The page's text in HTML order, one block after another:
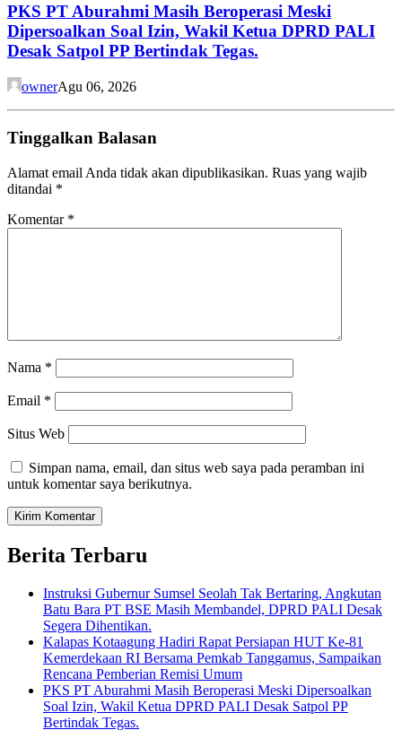
PKS PT Aburahmi Masih Beroperasi Meski
Dipersoalkan Soal Izin, Wakil Ketua DPRD PALI
Desak Satpol PP Bertindak Tegas.
ownerAgu 06, 2026
Tinggalkan Balasan
Alamat email Anda tidak akan dipublikasikan. Ruas yang wajib
ditandai *
Komentar *
Nama *
Email *
Situs Web
Simpan nama, email, dan situs web saya pada peramban ini
untuk komentar saya berikutnya.
Berita Terbaru
Instruksi Gubernur Sumsel Seolah Tak Bertaring, Angkutan
Batu Bara PT BSE Masih Membandel, DPRD PALI Desak
Segera Dihentikan.
Kalapas Kotaagung Hadiri Rapat Persiapan HUT Ke-81
Kemerdekaan RI Bersama Pemkab Tanggamus, Sampaikan
Rencana Pemberian Remisi Umum
PKS PT Aburahmi Masih Beroperasi Meski Dipersoalkan
Soal Izin, Wakil Ketua DPRD PALI Desak Satpol PP
Bertindak Tegas.